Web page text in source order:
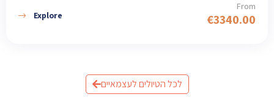
From
€3340.00
Explore
לכל הטיולים לעצמאיים